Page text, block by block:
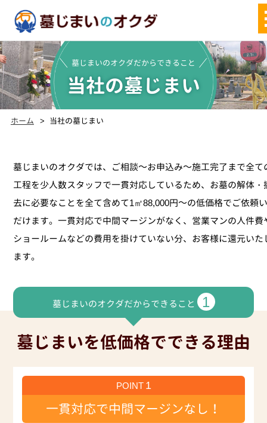
墓じまいのオクダだからできること
当社の墓じまい
ホーム 当社の墓じまい
墓じまいのオクダでは、ご相談～お申込み～施工完了まで全て
工程を少人数スタッフで一貫対応しているため、お墓の解体・
去に必要なことを全て含めて1㎡88,000円～の低価格でご依頼
だけます。一貫対応で中間マージンがなく、営業マンの人件費
ショールームなどの費用を掛けていない分、お客様に還元いた
ます。
墓じまいのオクダだからできること 1
墓じまいを低価格でできる理由
POINT 1
一貫対応で中間マージンなし！